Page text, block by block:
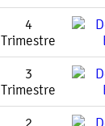
4
Trimestre
3
Trimestre
2